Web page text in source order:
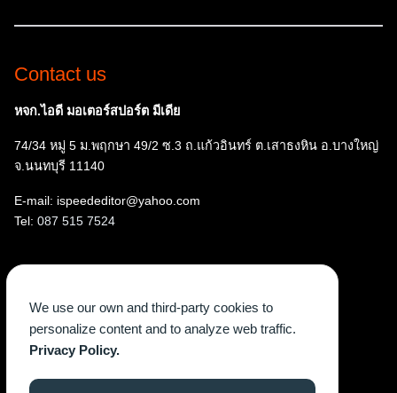
Contact us
หจก.ไอดี มอเตอร์สปอร์ต มีเดีย
74/34 หมู่ 5 ม.พฤกษา 49/2 ซ.3 ถ.แก้วอินทร์ ต.เสาธงหิน อ.บางใหญ่
จ.นนทบุรี 11140
E-mail: ispeededitor@yahoo.com
Tel: 087 515 7524
Facebook
Instagram
YouTube
X TikTok
We use our own and third-party cookies to
personalize content and to analyze web traffic.
Privacy Policy.